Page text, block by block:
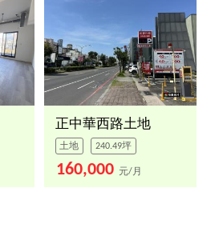
正中華西路土地
土地 240.49坪
160,000 元/月